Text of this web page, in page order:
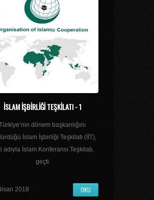
İSLAM İŞBİRLİĞİ TEŞKİLATI - 1
dönem başkanlığını
İslam İşbirliği Teşkilatı (İİT),
adıyla İslam Konferansı Teşkilatı,
geçti
2018 OKU